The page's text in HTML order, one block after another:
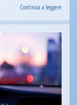
Continua a leggere